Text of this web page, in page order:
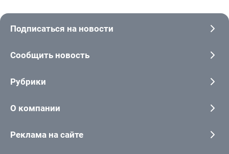
Подписаться на новости
Сообщить новость
Рубрики
О компании
Реклама на сайте